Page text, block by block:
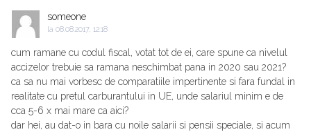
someone
la 08.08.2017, 12:18
cum ramane cu codul fiscal, votat tot de ei, care spune ca nivelul
accizelor trebuie sa ramana neschimbat pana in 2020 sau 2021?
ca sa nu mai vorbesc de comparatiile impertinente si fara fundal in
realitate cu pretul carburantului in UE, unde salariul minim e de
cca 5-6 x mai mare ca aici?
dar hei, au dat-o in bara cu noile salarii si pensii speciale, si acum